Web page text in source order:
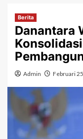
Berita
Danantara
Admin Februari